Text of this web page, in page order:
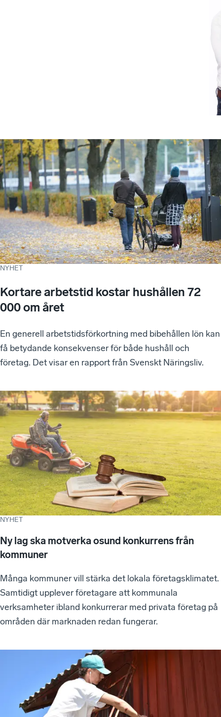
NYHET
Kortare arbetstid kostar hushållen 72
000 om året
En generell arbetstidsförkortning med bibehållen lön kan
få betydande konsekvenser för både hushåll och
företag. Det visar en rapport från Svenskt Näringsliv.
NYHET
Ny lag ska motverka osund konkurrens från
kommuner
Många kommuner vill stärka det lokala företagsklimatet.
Samtidigt upplever företagare att kommunala
verksamheter ibland konkurrerar med privata företag på
områden där marknaden redan fungerar.